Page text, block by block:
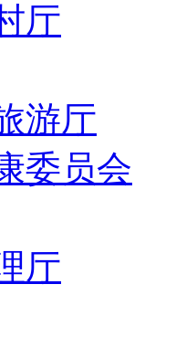
厅
游厅
委员会
厅